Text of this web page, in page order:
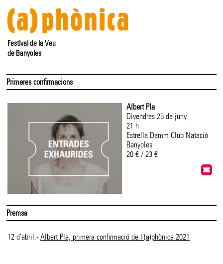
Festival de la Veu
de Banyoles
Primeres confirmacions
Albert Pla
Divendres 25 de juny
21 h
Estrella Damm Club Natació
Banyoles
20 € / 23 €
Premsa
12 d'abril.-Albert Pla, primera confirmació de l'(a)phònica 2021